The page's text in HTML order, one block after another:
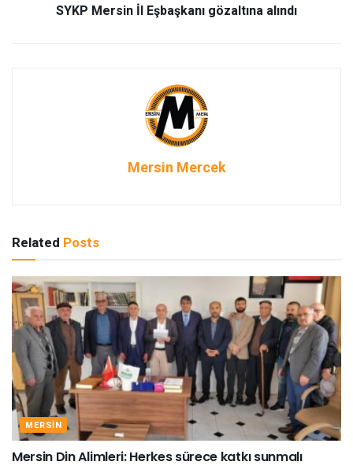
SYKP Mersin İl Eşbaşkanı gözaltına alındı
Mersin Mercek
Related Posts
MERSIN
Mersin Din Alimleri: Herkes sürece katkı sunmalı